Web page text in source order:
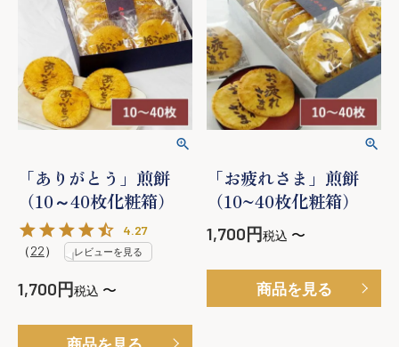
「ありがとう」煎餅
（10～40枚化粧箱）
4.27
（22） レビューを見る
1,700 税込 〜
「お疲れさま」煎餅
（10~40枚化粧箱）
1,700 税込 〜
商品を見る